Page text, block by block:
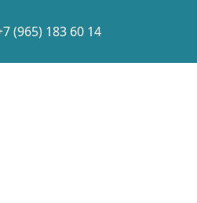
(965) 183 60 14